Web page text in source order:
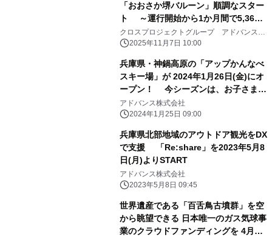
「おおさか堺バルーン」順調なスター
ト ～運行開始から1か月間で5,365
名が搭乗～
クロスプロジェクトグループ アドバンス株
式会社
2025年11月7日 10:00
兵庫県・神鍋高原の「アップかんなべ
スキー場」が 2024年1月26日(金)にオ
ープン！ 今シーズンは、お子さま2
回目半額キャンペーンを実施
アドバンス株式会社
2024年1月25日 09:00
兵庫県北部地域のアウトドア観光をDX
で支援 「Re:share」を2023年5月8
日(月)よりSTART
アドバンス株式会社
2023年5月8日 09:45
世界遺産である「百舌鳥古墳群」を空
から眺望できる 日本唯一のガス気球事
業のクラウドファンディングを 4月17